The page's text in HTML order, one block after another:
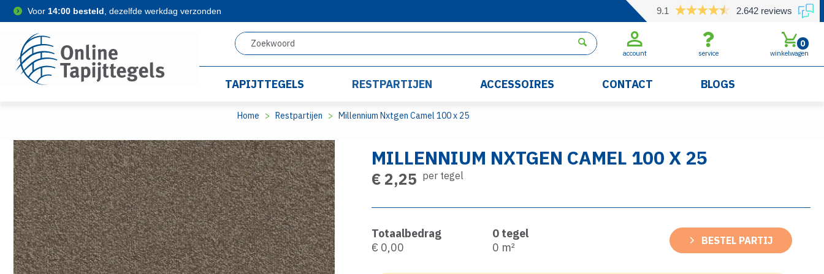
Voor 14:00 besteld , dezelfde werkdag verzonden 9.1 2.642 reviews
account service winkelwagen
0
TAPIJTTEGELS RESTPARTIJEN ACCESSOIRES CONTACT BLOGS
Home Restpartijen Millennium Nxtgen Camel 100 x 25
MILLENNIUM NXTGEN CAMEL 100 X 25
€ 2,25 per tegel
Totaalbedrag
€ 0,00
0 tegel
0 m² BESTEL PARTIJ